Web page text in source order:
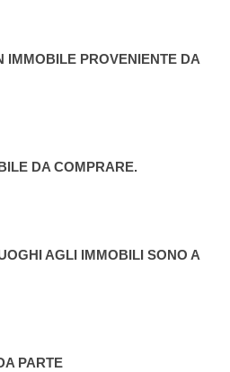
IMMOBILE PROVENIENTE DA
DA COMPRARE.
AGLI IMMOBILI SONO A
PARTE